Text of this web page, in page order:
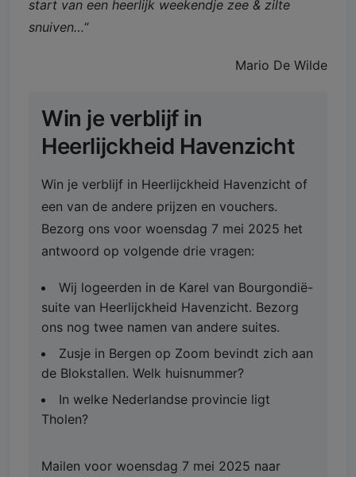
start van een heerlijk weekendje zee & zilte
snuiven…“
Mario De Wilde
Win je verblijf in
Heerlijckheid Havenzicht
Win je verblijf in Heerlijckheid Havenzicht of
een van de andere prijzen en vouchers.
Bezorg ons voor woensdag 7 mei 2025 het
antwoord op volgende drie vragen:
Wij logeerden in de Karel van Bourgondië-
suite van Heerlijckheid Havenzicht. Bezorg
ons nog twee namen van andere suites.
Zusje in Bergen op Zoom bevindt zich aan
de Blokstallen. Welk huisnummer?
In welke Nederlandse provincie ligt
Tholen?
Mailen voor woensdag 7 mei 2025 naar